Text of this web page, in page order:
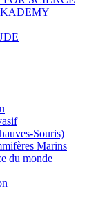
Souris)
Marins
du monde